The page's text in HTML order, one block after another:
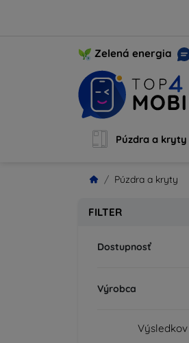
Zelená energia
Púzdra a kryty
Púzdra a kryty
FILTER
Dostupnosť
Výrobca
Výsledkov